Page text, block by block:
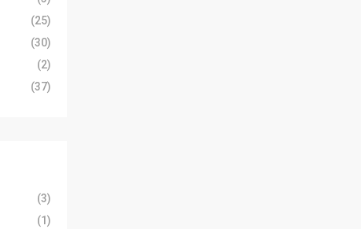
(25)
(30)
(2)
(37)
(3)
(1)